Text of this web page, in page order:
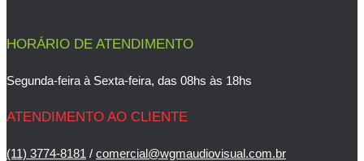
HORÁRIO DE ATENDIMENTO
Segunda-feira à Sexta-feira, das 08hs às 18hs
ATENDIMENTO AO CLIENTE
(11) 3774-8181 / comercial@wgmaudiovisual.com.br